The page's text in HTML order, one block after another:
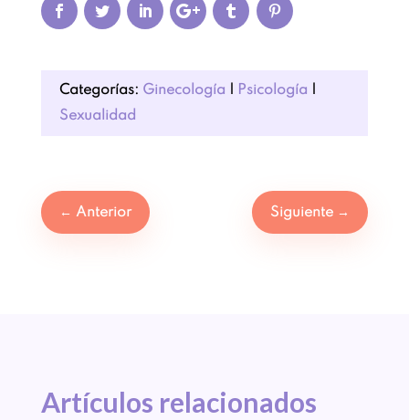
Categorías: Ginecología Psicología
Sexualidad
← Anterior Siguiente →
Artículos relacionados